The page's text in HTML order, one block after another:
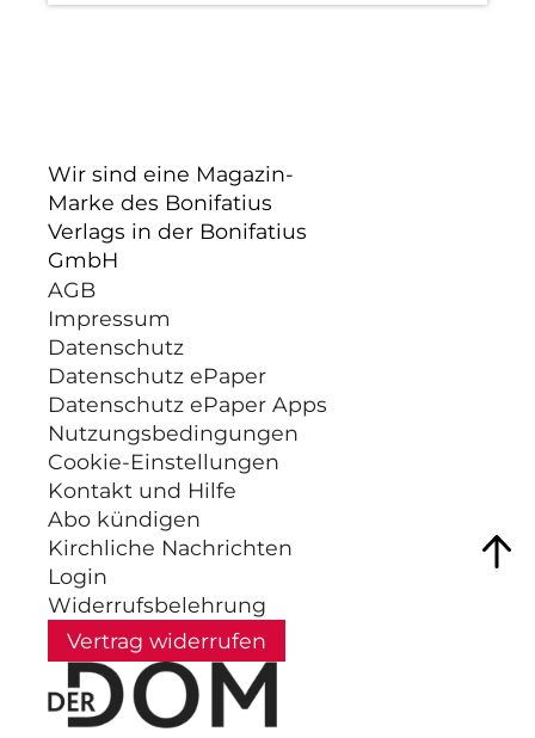
Wir sind eine Magazin-
Marke des Bonifatius
Verlags in der Bonifatius
GmbH
AGB
Impressum
Datenschutz
Datenschutz ePaper
Datenschutz ePaper Apps
Nutzungsbedingungen
Cookie-Einstellungen
Kontakt und Hilfe
Abo kündigen
Kirchliche Nachrichten
Login
Widerrufsbelehrung
Vertrag widerrufen